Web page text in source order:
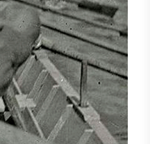
IX. topaketak!
erreportaia